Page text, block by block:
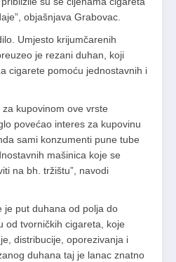
objašnjava Grabovac.
Umjesto krijumčarenih
je rezani duhan, koji
cigarete pomoću jednostavnih i
kupovinom ove vrste
povećao interes za kupovinu
sami konzumenti pune tube
mašinica koje se
na bh. tržištu”, navodi
je put duhana od polja do
od tvorničkih cigareta, koje
distribucije, oporezivanja i
duhana taj je lanac znatno